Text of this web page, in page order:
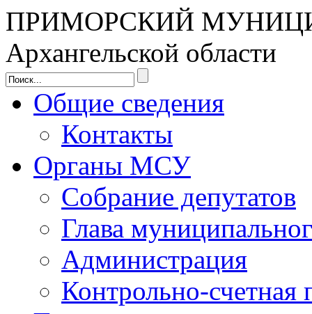
ПРИМОРСКИЙ
Архангельской области
Общие сведения
Контакты
Органы МСУ
Собрание депутатов
Глава
Администрация
Контрольно-счетная